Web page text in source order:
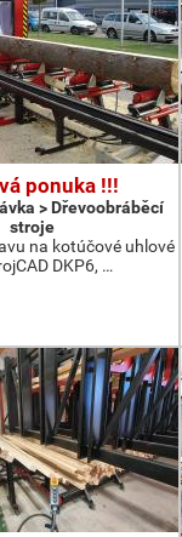
ponuka !!!
> Dřevoobráběcí
stroje
na kotúčové uhlové
DKP6, …